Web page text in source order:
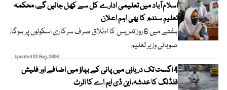
اسلام آباد میں تعلیمی ادارے کل سے کھل جائیں گے، محکمہ
تعلیم سندھ کا بھی اہم اعلان
ہفتے میں 6 روز تدریس کا اطلاق صرف سرکاری اسکولوں پر ہوگا،
صوبائی وزیر تعلیم
Updated 02 Aug, 2026
4 اگست تک دریاؤں میں پانی کے بہاؤ میں اضافے اور فلیش
فلڈنگ کا خدشہ، این ڈی ایم اے کا الرٹ